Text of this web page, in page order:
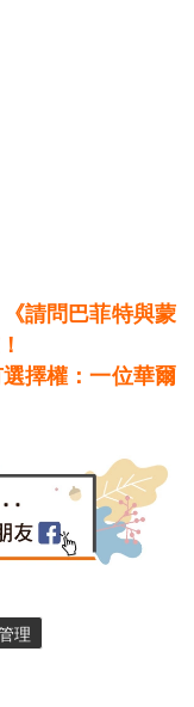
請問巴菲特與蒙
擇權：一位華爾
理